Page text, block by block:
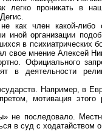
проникать в
как член какой-либо
иной организации
в психиатрических
свое мнение Алексей
Официального
Например, в
мотивация
не последовало.
в суд с ходатайством